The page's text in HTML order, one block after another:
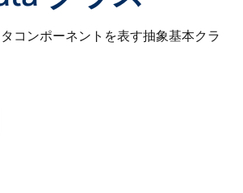
コンポーネントを表す抽象基本クラ